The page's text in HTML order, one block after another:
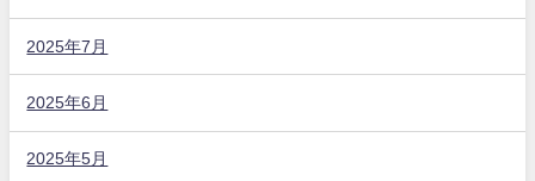
2025年7月
2025年6月
2025年5月